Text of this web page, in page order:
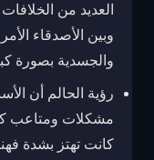
العديد من
وبين الأصدقاء
والجسدية بصورة
رؤية الحالم أن
مشكلات ومتاعب
كانت تهتز بشدة